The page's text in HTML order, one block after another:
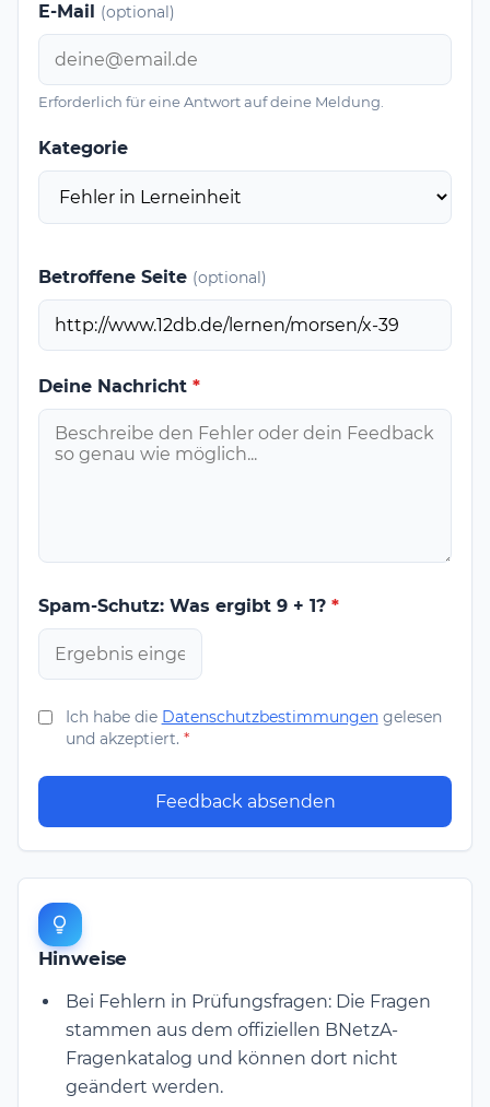
E-Mail (optional)
Erforderlich für eine Antwort auf deine Meldung.
Kategorie
Betroffene Seite (optional)
Deine Nachricht *
Spam-Schutz: Was ergibt 9 + 1? *
Ich habe die Datenschutzbestimmungengelesen
und akzeptiert. *
Feedback absenden
Hinweise
Bei Fehlern in Prüfungsfragen: Die Fragen
stammen aus dem offiziellen BNetzA-
Fragenkatalog und können dort nicht
geändert werden.